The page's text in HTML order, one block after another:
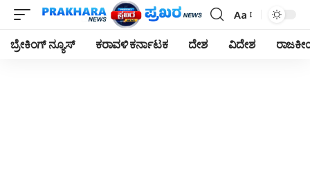
Font
Resizer
Aa
ಬ್ರೇಕಿಂಗ್ ನ್ಯೂಸ್ ಕರಾವಳಿ ಕರ್ನಾಟಕ ದೇಶ ವಿದೇಶ